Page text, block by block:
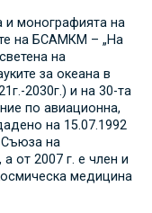
и монографията на
на БСАМКМ – „На
на
за океана в
2030г.) и на 30-та
по авиационна,
на 15.07.1992
Съюза на
от 2007 г. е член и
медицина